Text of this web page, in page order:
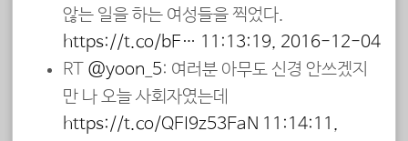
않는 일을 하는 여성들을 찍었다.
https://t.co/bF… 11:13:19, 2016-12-04
RT @yoon_5: 여러분 아무도 신경 안쓰겠지
만 나 오늘 사회자였는데
https://t.co/QFI9z53EaN 11:14:11,